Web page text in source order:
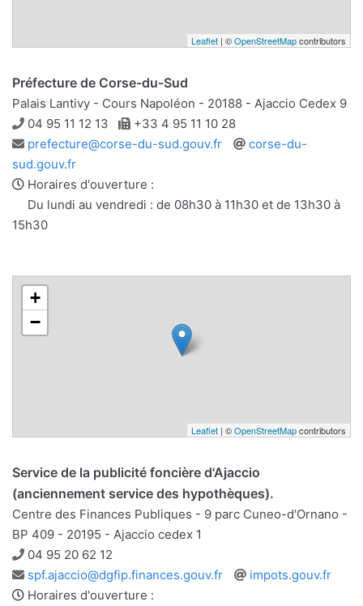
Leaflet | ©OpenStreetMapcontributors
Préfecture de Corse-du-Sud
Palais Lantivy - Cours Napoléon - 20188 - Ajaccio Cedex 9
Téléphone
04 95 11 12 13 Télécopie
+33 4 95 11 10 28
Adresse
e-
mail
prefecture@corse-du-sud.gouv.fr
Site
corse-du-
sud.gouv.fr
Horaires d'ouverture :
Du lundi au vendredi : de 08h30 à 11h30 et de 13h30 à
15h30
+
−
Leaflet | ©OpenStreetMapcontributors
Service de la publicité foncière d'Ajaccio
(anciennement service des hypothèques).
Centre des Finances Publiques - 9 parc Cuneo-d'Ornano -
BP 409 - 20195 - Ajaccio cedex 1
Téléphone
04 95 20 62 12
Adresse
e-
spf.ajaccio@dgfip.finances.gouv.fr
Site
impots.gouv.fr
Horaires d'ouverture :